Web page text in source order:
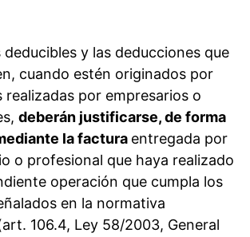
deducibles y las deducciones que
cuando estén originados por
realizadas por empresarios o
deberán justificarse, de forma
la factura entregada por
o profesional que haya realizado
operación que cumpla los
en la normativa
106.4, Ley 58/2003, General